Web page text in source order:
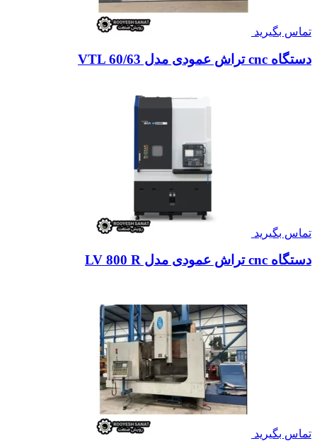
تماس بگیرید
دستگاه cnc تراش عمودی مدل VTL 60/63
تماس بگیرید
دستگاه cnc تراش عمودی مدل LV 800 R
تماس بگیرید